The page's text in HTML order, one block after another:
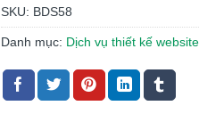
SKU: BDS58
Danh mục: Dịch vụ thiết kế